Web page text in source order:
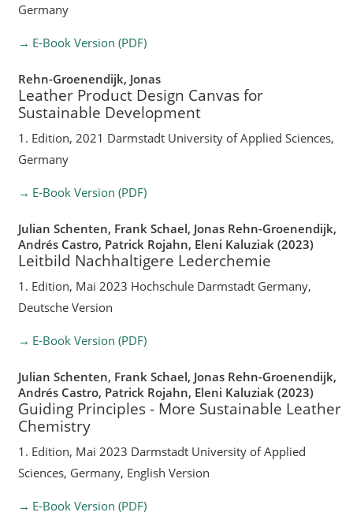
Germany
E-Book Version (PDF)
Rehn-Groenendijk, Jonas
Leather Product Design Canvas for
Sustainable Development
1. Edition, 2021 Darmstadt University of Applied Sciences,
Germany
E-Book Version (PDF)
Julian Schenten, Frank Schael, Jonas Rehn-Groenendijk,
Andrés Castro, Patrick Rojahn, Eleni Kaluziak (2023)
Leitbild Nachhaltigere Lederchemie
1. Edition, Mai 2023 Hochschule Darmstadt Germany,
Deutsche Version
E-Book Version (PDF)
Julian Schenten, Frank Schael, Jonas Rehn-Groenendijk,
Andrés Castro, Patrick Rojahn, Eleni Kaluziak (2023)
Guiding Principles - More Sustainable Leather
Chemistry
1. Edition, Mai 2023 Darmstadt University of Applied
Sciences, Germany, English Version
E-Book Version (PDF)